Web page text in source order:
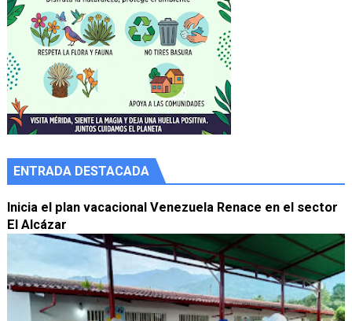
ENTRADA DESTACADA
Inicia el plan vacacional Venezuela Renace en el sector
El Alcázar